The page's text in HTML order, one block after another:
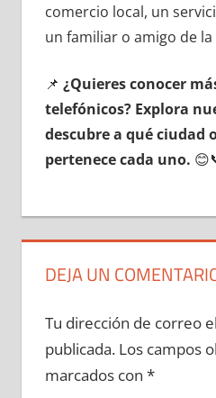
comercio local, un
un familiar ο amigo dе la
📌 ¿Quieres conocer
telefónicos? Explora
descubre а qué ciudad
pertenece cada uno.
DEJA UN
Tu dirección de correo
publicada. Los campos
marcados con *